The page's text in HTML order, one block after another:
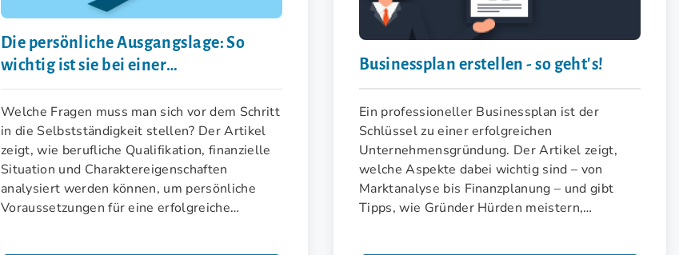
Die persönliche Ausgangslage: So
wichtig ist sie bei einer
Existenzgründung
Welche Fragen muss man sich vor dem Schritt
in die Selbstständigkeit stellen? Der Artikel
zeigt, wie berufliche Qualifikation, finanzielle
Situation und Charaktereigenschaften
analysiert werden können, um persönliche
Voraussetzungen für eine erfolgreiche
Businessplan erstellen - so geht's!
Ein professioneller Businessplan ist der
Schlüssel zu einer erfolgreichen
Unternehmensgründung. Der Artikel zeigt,
welche Aspekte dabei wichtig sind – von
Marktanalyse bis Finanzplanung – und gibt
Tipps, wie Gründer Hürden meistern,